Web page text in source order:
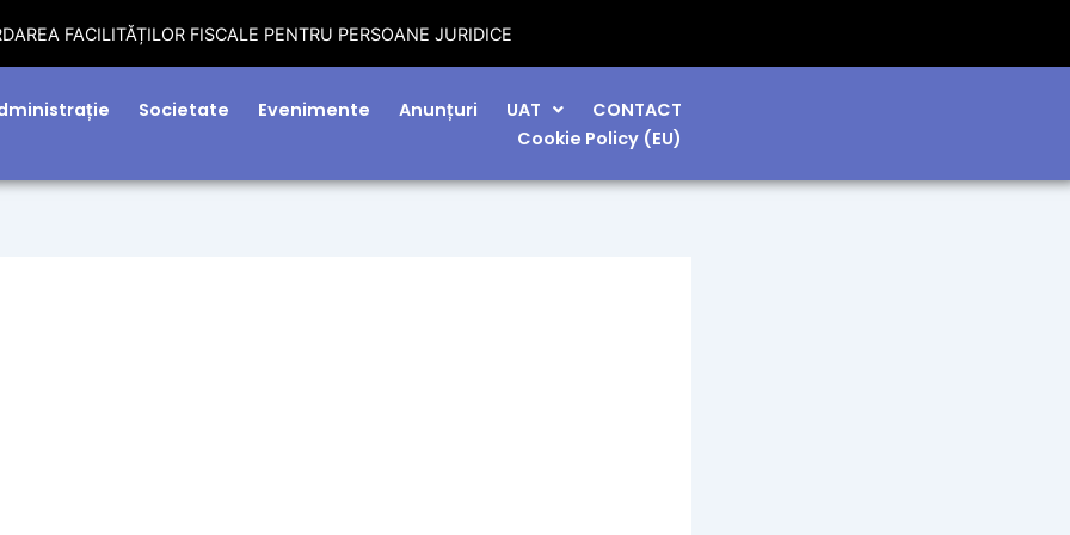
Societate Evenimente Anunțuri UAT
CONTACT
Cookie Policy (EU)